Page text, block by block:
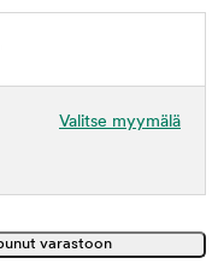
Valitse myymälä